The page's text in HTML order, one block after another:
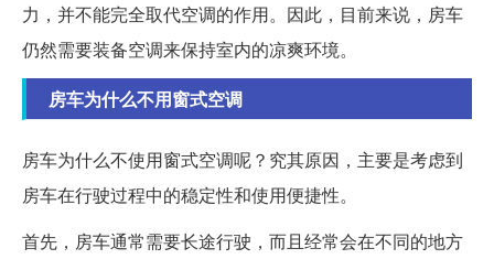
力，并不能完全取代空调的作用。因此，目前来说，房车
仍然需要装备空调来保持室内的凉爽环境。
房车为什么不用窗式空调
房车为什么不使用窗式空调呢？究其原因，主要是考虑到
房车在行驶过程中的稳定性和使用便捷性。
首先，房车通常需要长途行驶，而且经常会在不同的地方